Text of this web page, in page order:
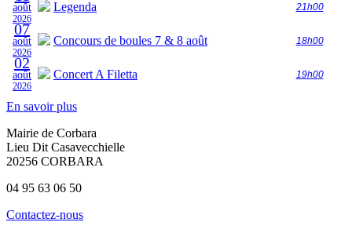
août
2026
Legenda 21h00
07
août
2026
Concours de boules 7 & 8 août 18h00
02
août
2026
Concert A Filetta 19h00
En savoir plus
Mairie de Corbara
Lieu Dit Casavecchielle
20256 CORBARA
04 95 63 06 50
Contactez-nous